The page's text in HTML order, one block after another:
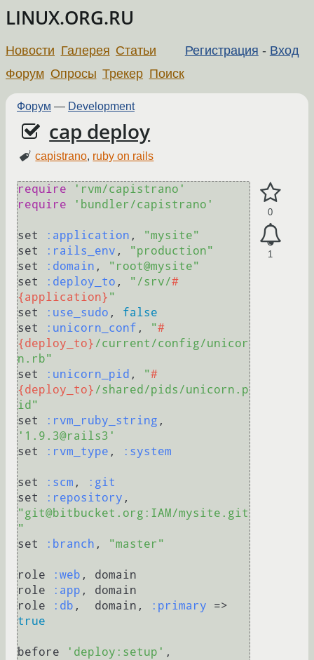
LINUX.ORG.RU
Регистрация - Вход
Новости Галерея Статьи
Форум Опросы Трекер Поиск
Форум — Development
cap deploy
capistrano, ruby on rails
0
1
require
'rvm/capistrano'
require
'bundler/capistrano'
set :application ,
"mysite"
set
:rails_env ,
"production"
set
:domain ,
"root@mysite"
set
:deploy_to , "/srv/#
{application} "
set
:use_sudo , false
set
:unicorn_conf , "#
{deploy_to} /current/config/unicor
n.rb"
set
:unicorn_pid , "#
{deploy_to} /shared/pids/unicorn.p
id"
set
:rvm_ruby_string
'1.9.3@rails3'
set
:rvm_type , :system
set :scm ,
:git
set
:repository
"git@bitbucket.org:IAM/mysite.git
"
set
:branch , "master"
role :web , domain
role
:app , domain
role
:db ,  domain, :primary
true
before 'deploy:setup'